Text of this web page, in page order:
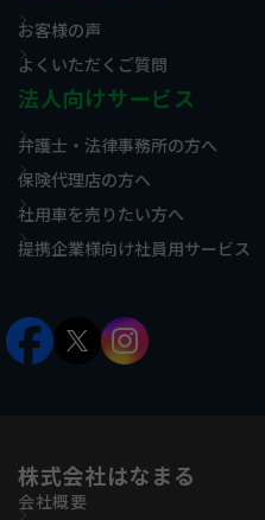
お客様の声
よくいただくご質問
法人向けサービス
弁護士・法律事務所の方へ
保険代理店の方へ
社用車を売りたい方へ
提携企業様向け社員用サービス
株式会社はなまる
会社概要